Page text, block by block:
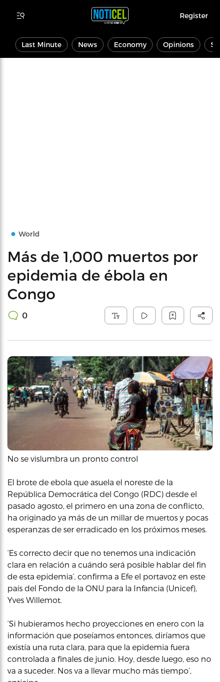
Register
Last Minute News Economy Opinions
World
Más de 1,000 muertos por
epidemia de ébola en
Congo
0
No se vislumbra un pronto control
El brote de ebola que asuela el noreste de la
República Democrática del Congo (RDC) desde el
pasado agosto, el primero en una zona de conflicto,
ha originado ya más de un millar de muertos y pocas
esperanzas de ser erradicado en los próximos meses.
‘Es correcto decir que no tenemos una indicación
clara en relación a cuándo será posible hablar del fin
de esta epidemia’, confirma a Efe el portavoz en este
país del Fondo de la ONU para la Infancia (Unicef),
Yves Willemot.
‘Si hubieramos hecho proyecciones en enero con la
información que poseíamos entonces, diríamos que
existía una ruta clara, para que la epidemia fuera
controlada a finales de junio. Hoy, desde luego, eso no
va a suceder. Nos va a llevar mucho más tiempo’,